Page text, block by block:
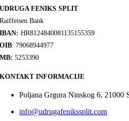
UDRUGA FENIKS SPLIT
Raiffeisen Bank
IBAN: HR8124840081135155359
OIB: 79068944977
MB: 5253390
KONTAKT INFORMACIJE
Poljana Grgura Ninskog 6, 21000
info@udrugafenikssplit.com